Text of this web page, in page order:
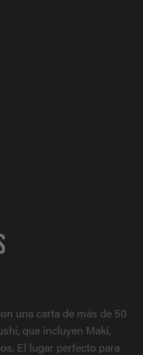
una carta de más de 50
que incluyen Maki,
El lugar perfecto para